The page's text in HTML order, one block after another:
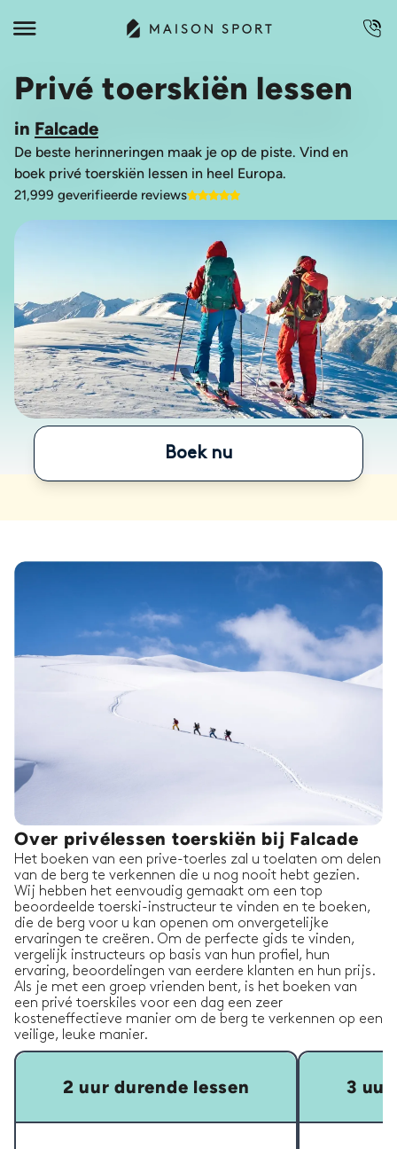
Privé toerskiën lessen
in Falcade
De beste herinneringen maak je op de piste. Vind en
boek privé toerskiën lessen in heel Europa.
21,999 geverifieerde reviews
Boek nu
Over privélessen toerskiën bij Falcade
Het boeken van een prive-toerles zal u toelaten om delen
van de berg te verkennen die u nog nooit hebt gezien.
Wij hebben het eenvoudig gemaakt om een top
beoordeelde toerski-instructeur te vinden en te boeken,
die de berg voor u kan openen om onvergetelijke
ervaringen te creëren. Om de perfecte gids te vinden,
vergelijk instructeurs op basis van hun profiel, hun
ervaring, beoordelingen van eerdere klanten en hun prijs.
Als je met een groep vrienden bent, is het boeken van
een privé toerskiles voor een dag een zeer
kosteneffectieve manier om de berg te verkennen op een
veilige, leuke manier.
2 uur durende lessen 3 uur